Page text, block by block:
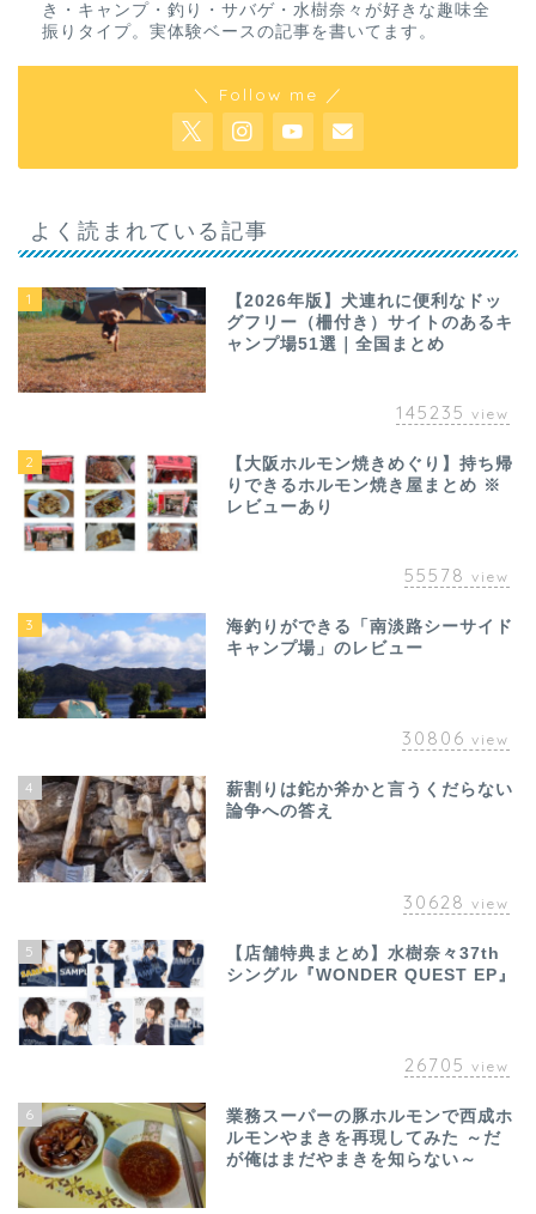
き・キャンプ・釣り・サバゲ・水樹奈々が好きな趣味全
振りタイプ。実体験ベースの記事を書いてます。
＼ Follow me ／
よく読まれている記事
1
【2026年版】犬連れに便利なドッ
グフリー（柵付き）サイトのあるキ
ャンプ場51選｜全国まとめ
145235 view
2
【大阪ホルモン焼きめぐり】持ち帰
りできるホルモン焼き屋まとめ ※
レビューあり
55578 view
3
海釣りができる「南淡路シーサイド
キャンプ場」のレビュー
30806 view
4
薪割りは鉈か斧かと言うくだらない
論争への答え
30628 view
5
【店舗特典まとめ】水樹奈々37th
シングル『WONDER QUEST EP』
26705 view
6
業務スーパーの豚ホルモンで西成ホ
ルモンやまきを再現してみた ～だ
が俺はまだやまきを知らない～